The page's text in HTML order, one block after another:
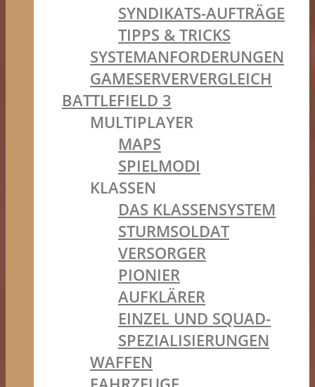
SYNDIKATS-AUFTRÄGE
TIPPS & TRICKS
SYSTEMANFORDERUNGEN
GAMESERVERVERGLEICH
BATTLEFIELD 3
MULTIPLAYER
MAPS
SPIELMODI
KLASSEN
DAS KLASSENSYSTEM
STURMSOLDAT
VERSORGER
PIONIER
AUFKLÄRER
EINZEL UND SQUAD-
SPEZIALISIERUNGEN
WAFFEN